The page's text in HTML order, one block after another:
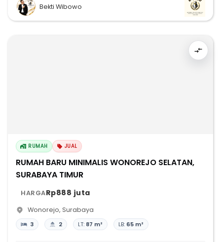
Bekti Wibowo
RUMAH JUAL
RUMAH BARU MINIMALIS WONOREJO SELATAN,
SURABAYA TIMUR
HARGARp888 juta
Wonorejo, Surabaya
3 2 LT: 87 m² LB: 65 m²